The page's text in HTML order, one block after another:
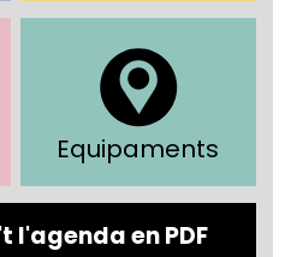
Equipaments
l'agenda en PDF